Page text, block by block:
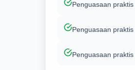
Penguasaan
Penguasaan
Penguasaan